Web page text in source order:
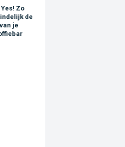
Yes! Zo
de
je
van je favoriete koffiebar